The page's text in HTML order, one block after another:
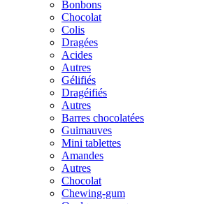
Bonbons
Chocolat
Colis
Dragées
Acides
Autres
Gélifiés
Dragéifiés
Autres
Barres chocolatées
Guimauves
Mini tablettes
Amandes
Autres
Chocolat
Chewing-gum